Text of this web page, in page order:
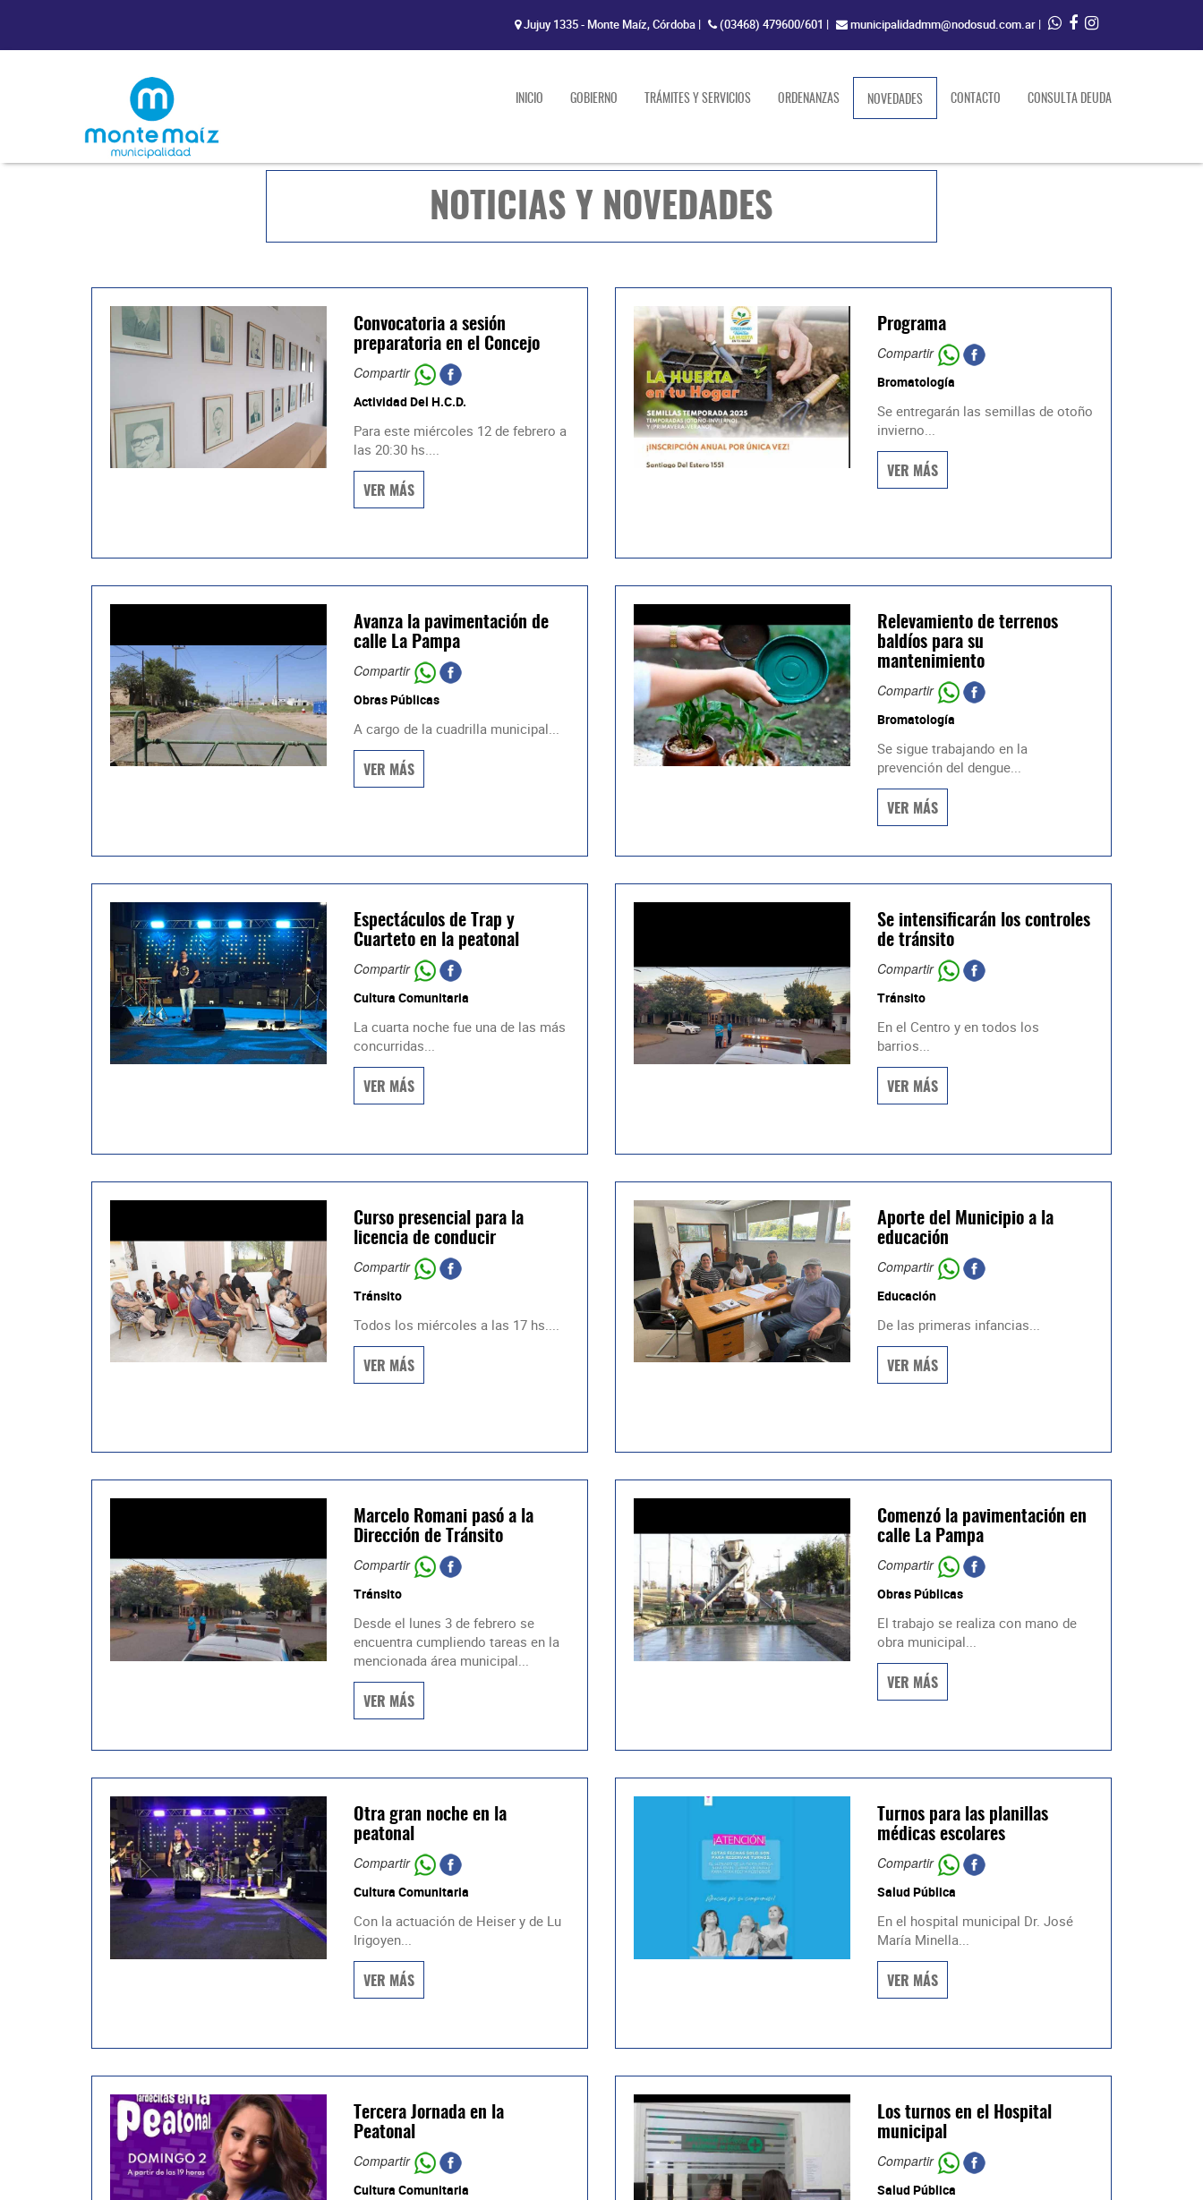
Jujuy 1335 - Monte Maíz, Córdoba | (03468) 479600/601 | municipalidadmm@nodosud.com.ar |
INICIO GOBIERNO TRÁMITES Y SERVICIOS ORDENANZAS NOVEDADES(current)CONTACTO CONSULTA DEUDA
NOTICIAS Y NOVEDADES
Convocatoria a sesión
preparatoria en el Concejo
Compartir
Actividad Del H.C.D.
Para este miércoles 12 de febrero a
las 20:30 hs....
VER MÁS
Programa
Compartir
Bromatología
Se entregarán las semillas de otoño
invierno...
VER MÁS
Avanza la pavimentación de
calle La Pampa
Compartir
Obras Públicas
A cargo de la cuadrilla municipal...
VER MÁS
Relevamiento de terrenos
baldíos para su
mantenimiento
Compartir
Bromatología
Se sigue trabajando en la
prevención del dengue...
VER MÁS
Espectáculos de Trap y
Cuarteto en la peatonal
Compartir
Cultura Comunitaria
La cuarta noche fue una de las más
concurridas...
VER MÁS
Se intensificarán los controles
de tránsito
Compartir
Tránsito
En el Centro y en todos los
barrios...
VER MÁS
Curso presencial para la
licencia de conducir
Compartir
Tránsito
Todos los miércoles a las 17 hs....
VER MÁS
Aporte del Municipio a la
educación
Compartir
Educación
De las primeras infancias...
VER MÁS
Marcelo Romani pasó a la
Dirección de Tránsito
Compartir
Tránsito
Desde el lunes 3 de febrero se
encuentra cumpliendo tareas en la
mencionada área municipal...
VER MÁS
Comenzó la pavimentación en
calle La Pampa
Compartir
Obras Públicas
El trabajo se realiza con mano de
obra municipal...
VER MÁS
Otra gran noche en la
peatonal
Compartir
Cultura Comunitaria
Con la actuación de Heiser y de Lu
Irigoyen...
VER MÁS
Turnos para las planillas
médicas escolares
Compartir
Salud Pública
En el hospital municipal Dr. José
María Minella...
VER MÁS
Tercera Jornada en la
Peatonal
Compartir
Cultura Comunitaria
Los turnos en el Hospital
municipal
Compartir
Salud Pública